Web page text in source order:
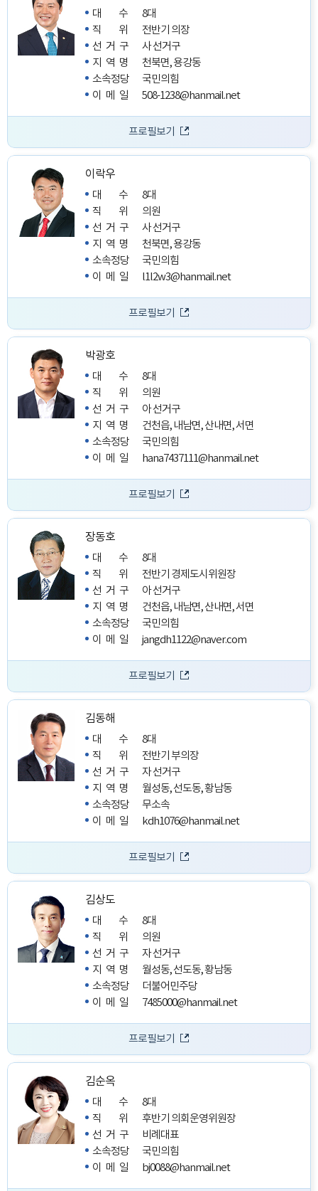
대수8대
직위전반기 의장
선거구
사 선거구
지역명
천북면, 용강동
소속정당
국민의힘
이메일
508-1238@hanmail.net
프로필보기
이락우
대수8대
직위의원
선거구
사 선거구
지역명
천북면, 용강동
소속정당
국민의힘
이메일
l1l2w3@hanmail.net
프로필보기
박광호
대수8대
직위의원
선거구
아 선거구
지역명
건천읍, 내남면, 산내면, 서면
소속정당
국민의힘
이메일
hana7437111@hanmail.net
프로필보기
장동호
대수8대
직위전반기 경제도시위원장
선거구
아 선거구
지역명
건천읍, 내남면, 산내면, 서면
소속정당
국민의힘
이메일
jangdh1122@naver.com
프로필보기
김동해
대수8대
직위전반기 부의장
선거구
자 선거구
지역명
월성동, 선도동, 황남동
소속정당
무소속
이메일
kdh1076@hanmail.net
프로필보기
김상도
대수8대
직위의원
선거구
자 선거구
지역명
월성동, 선도동, 황남동
소속정당
더불어민주당
이메일
7485000@hanmail.net
프로필보기
김순옥
대수8대
직위후반기 의회운영위원장
선거구
비례대표
소속정당
국민의힘
이메일
bj0088@hanmail.net